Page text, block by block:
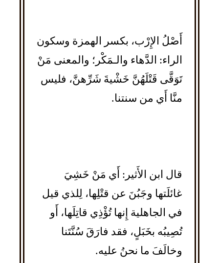
أَصْلُ الإِرْب، بكسر الهمزة وسكون
الراء: الدَّهاء والـمَكْر؛ والمعنى مَنْ
تَوَقَّى قَتْلَهُنَّ خَشْيةَ شَرِّهنَّ، فليس
منَّا أَي من سنتنا.
قال ابن الأَثير: أَي مَنْ خَشِيَ
غائلَتها وجَبُنَ عن قتْلِها، لِلذي قيل
في الجاهلية إِنها تُؤْذِي قاتِلَها، أَو
تُصِيبُه بخَبَلٍ، فقد فارَقَ سُنَّتَنا
وخالَفَ ما نحنُ عليه.